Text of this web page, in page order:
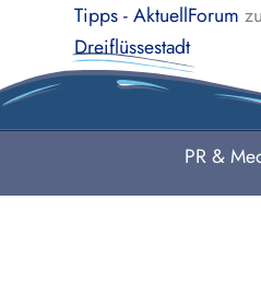
Tipps - AktuellForum zu
Dreiflüssestadt
PR &